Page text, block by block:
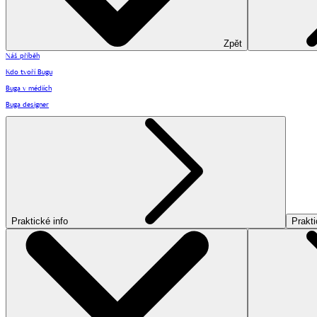
Zpět
Náš příběh
Kdo tvoří Bugu
Buga v médiích
Buga designer
Praktické info